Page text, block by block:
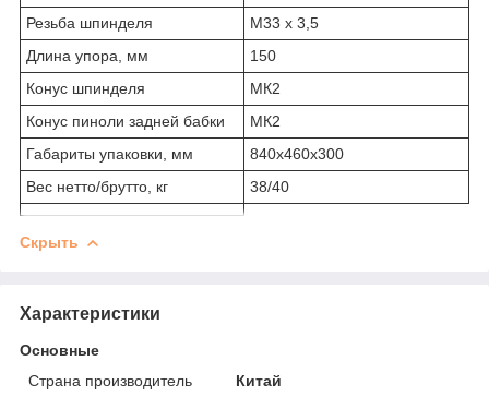
Резьба шпинделя
M33 x 3,5
Длина упора, мм
150
Конус шпинделя
МК2
Конус пиноли задней бабки
МК2
Габариты упаковки, мм
840x460x300
Вес нетто/брутто, кг
38/40
Скрыть
Характеристики
Основные
Страна производитель
Китай